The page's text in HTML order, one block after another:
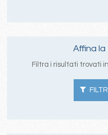
Affina
Filtra i risultati trovati